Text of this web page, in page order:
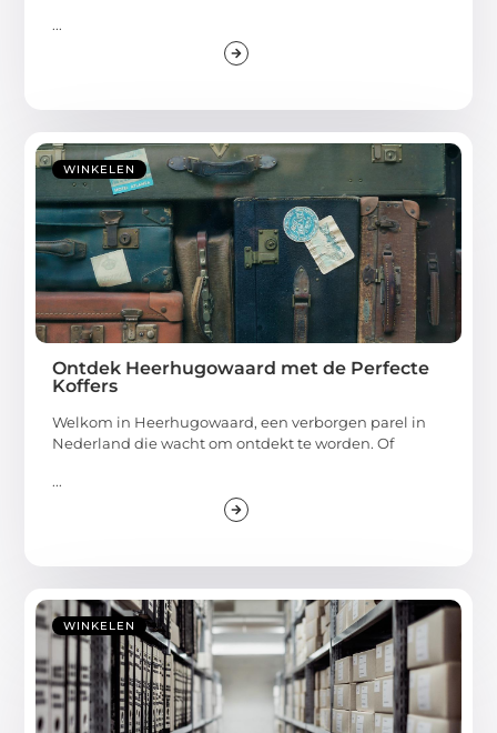
...
WINKELEN
Ontdek Heerhugowaard met de Perfecte
Koffers
Welkom in Heerhugowaard, een verborgen parel in
Nederland die wacht om ontdekt te worden. Of
...
WINKELEN